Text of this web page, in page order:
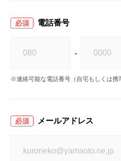
必須 電話番号
-
※連絡可能な電話番号（自宅もしくは携
必須 メールアドレス